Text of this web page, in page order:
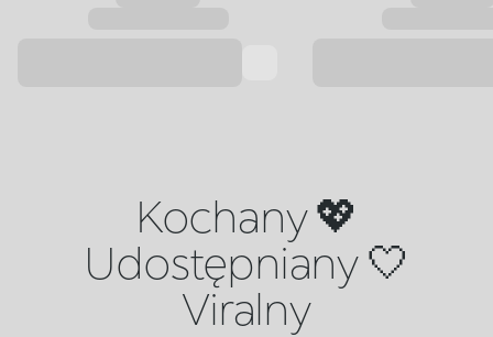
Kochany 💖
Udostępniany 🤍
Viralny